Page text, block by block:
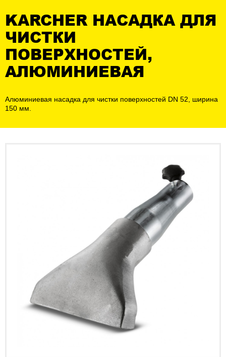
KARCHER НАСАДКА ДЛЯ
ЧИСТКИ
ПОВЕРХНОСТЕЙ,
АЛЮМИНИЕВАЯ
Алюминиевая насадка для чистки поверхностей DN 52, ширина
150 мм.